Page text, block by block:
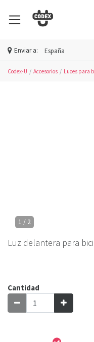
Enviar a: España
Codex-U Accesorios Luces para
1 / 2
Luz delantera para
Cantidad